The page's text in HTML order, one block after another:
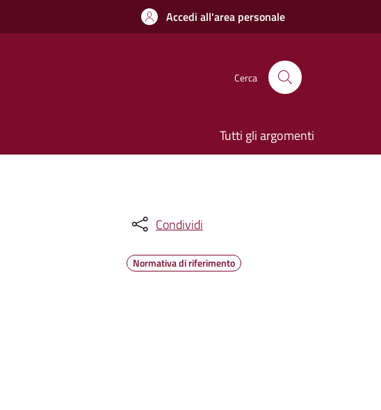
Accedi all'area personale
Cerca
Tutti gli argomenti
Condividi
Normativa di riferimento